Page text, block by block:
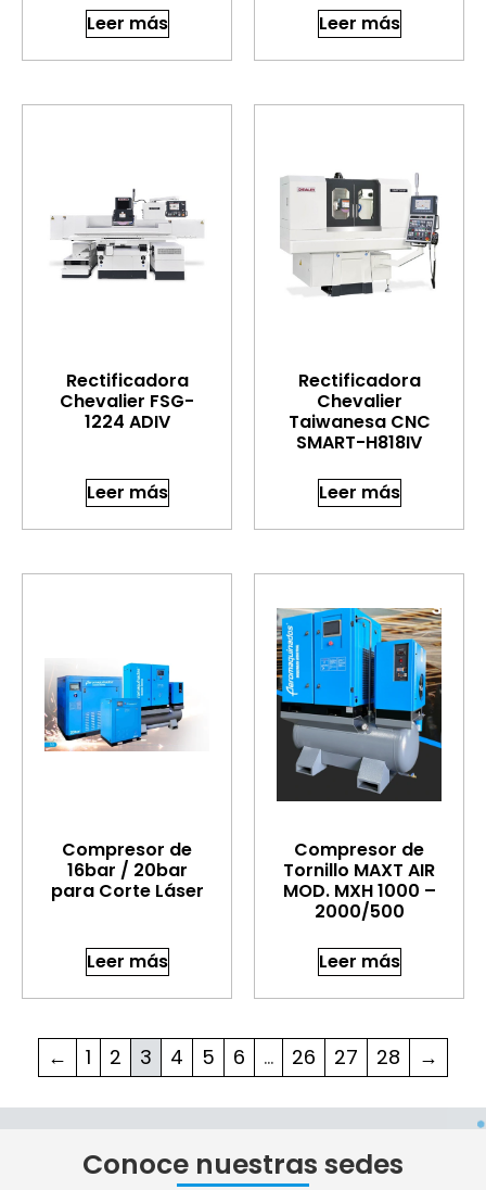
Leer más
Leer más
Rectificadora
Chevalier FSG-
1224 ADIV
Leer más
Rectificadora
Chevalier
Taiwanesa CNC
SMART-H818IV
Leer más
Compresor de
16bar / 20bar
para Corte Láser
Leer más
Compresor de
Tornillo MAXT AIR
MOD. MXH 1000 –
2000/500
Leer más
← 1 2 3 4 5 6 … 26 27 28 →
Conoce nuestras sedes